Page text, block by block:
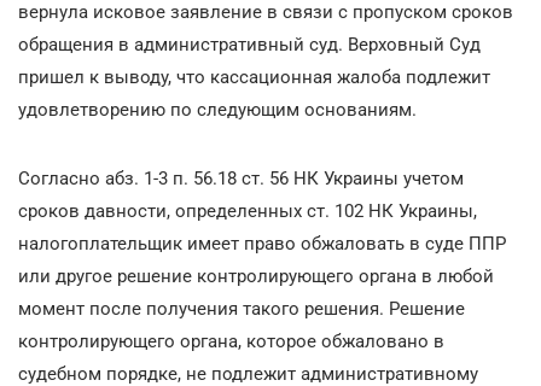
вернула исковое заявление в связи с пропуском сроков
обращения в административный суд. Верховный Суд
пришел к выводу, что кассационная жалоба подлежит
удовлетворению по следующим основаниям.
Согласно абз. 1-3 п. 56.18 ст. 56 НК Украины учетом
сроков давности, определенных ст. 102 НК Украины,
налогоплательщик имеет право обжаловать в суде ППР
или другое решение контролирующего органа в любой
момент после получения такого решения. Решение
контролирующего органа, которое обжаловано в
судебном порядке, не подлежит административному